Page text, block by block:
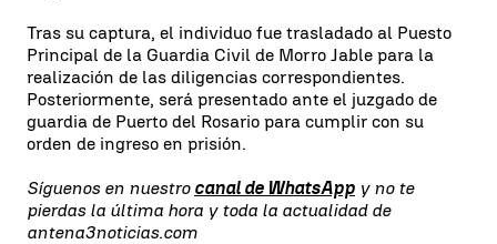
Tras su captura, el individuo fue trasladado al Puesto
Principal de la Guardia Civil de Morro Jable para la
realización de las diligencias correspondientes.
Posteriormente, será presentado ante el juzgado de
guardia de Puerto del Rosario para cumplir con su
orden de ingreso en prisión.
Síguenos en nuestro canal de WhatsApp y no te
pierdas la última hora y toda la actualidad de
antena3noticias.com